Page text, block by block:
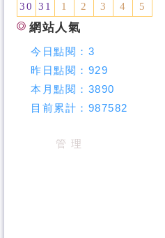
30
31 1 2 3 4 5
網站人氣
今日點閱： 3
昨日點閱： 929
本月點閱： 3890
目前累計： 987582
管 理